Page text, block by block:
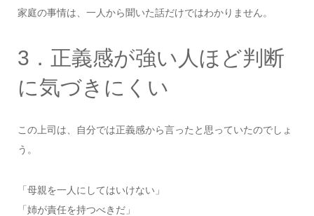
家庭の事情は、一人から聞いた話だけではわかりません。
3．正義感が強い人ほど判断
に気づきにくい
この上司は、自分では正義感から言ったと思っていたのでしょ
う。
「母親を一人にしてはいけない」
「姉が責任を持つべきだ」